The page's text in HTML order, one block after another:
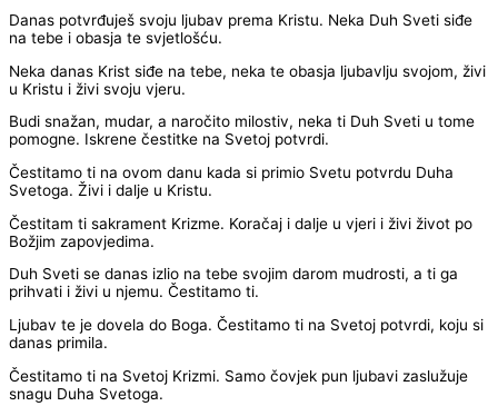
Danas potvrđuješ svoju ljubav prema Kristu. Neka Duh Sveti siđe
na tebe i obasja te svjetlošću.
Neka danas Krist siđe na tebe, neka te obasja ljubavlju svojom, živi
u Kristu i živi svoju vjeru.
Budi snažan, mudar, a naročito milostiv, neka ti Duh Sveti u tome
pomogne. Iskrene čestitke na Svetoj potvrdi.
Čestitamo ti na ovom danu kada si primio Svetu potvrdu Duha
Svetoga. Živi i dalje u Kristu.
Čestitam ti sakrament Krizme. Koračaj i dalje u vjeri i živi život po
Božjim zapovjedima.
Duh Sveti se danas izlio na tebe svojim darom mudrosti, a ti ga
prihvati i živi u njemu. Čestitamo ti.
Ljubav te je dovela do Boga. Čestitamo ti na Svetoj potvrdi, koju si
danas primila.
Čestitamo ti na Svetoj Krizmi. Samo čovjek pun ljubavi zaslužuje
snagu Duha Svetoga.